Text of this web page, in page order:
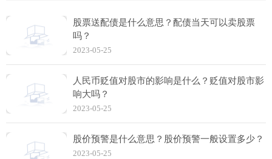
股票送配债是什么意思？配债当天可以卖股票
吗？
2023-05-25
人民币贬值对股市的影响是什么？贬值对股市影
响大吗？
2023-05-25
股价预警是什么意思？股价预警一般设置多少？
2023-05-25